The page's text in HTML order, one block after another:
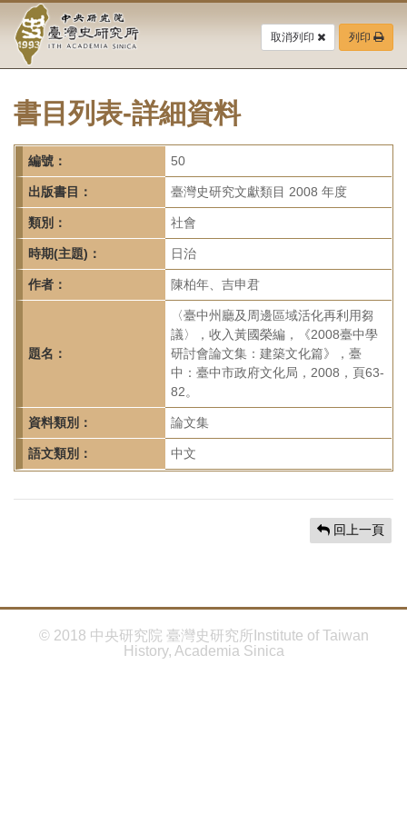
要
中
央
研
究
院-
臺
灣
史
研
究
首
頁
取消列印 列印
書目列表-詳細資料
編號： 50
出版書目： 臺灣史研究文獻類目 2008 年度
類別： 社會
時期(主題)： 日治
作者： 陳柏年、吉申君
題名：
〈臺中州廳及周邊區域活化再利用芻
議〉，收入黃國榮編，《2008臺中學
研討會論文集：建築文化篇》，臺
中：臺中市政府文化局，2008，頁63-
82。
資料類別： 論文集
語文類別： 中文
回上一頁
© 2018 中央研究院 臺灣史研究所Institute of Taiwan
History, Academia Sinica